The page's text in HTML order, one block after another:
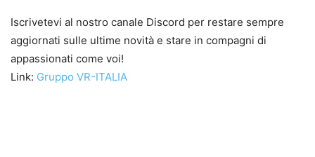
Iscrivetevi al nostro canale Discord per restare sempre
aggiornati sulle ultime novità e stare in compagni di
appassionati come voi!
Link: Gruppo VR-ITALIA